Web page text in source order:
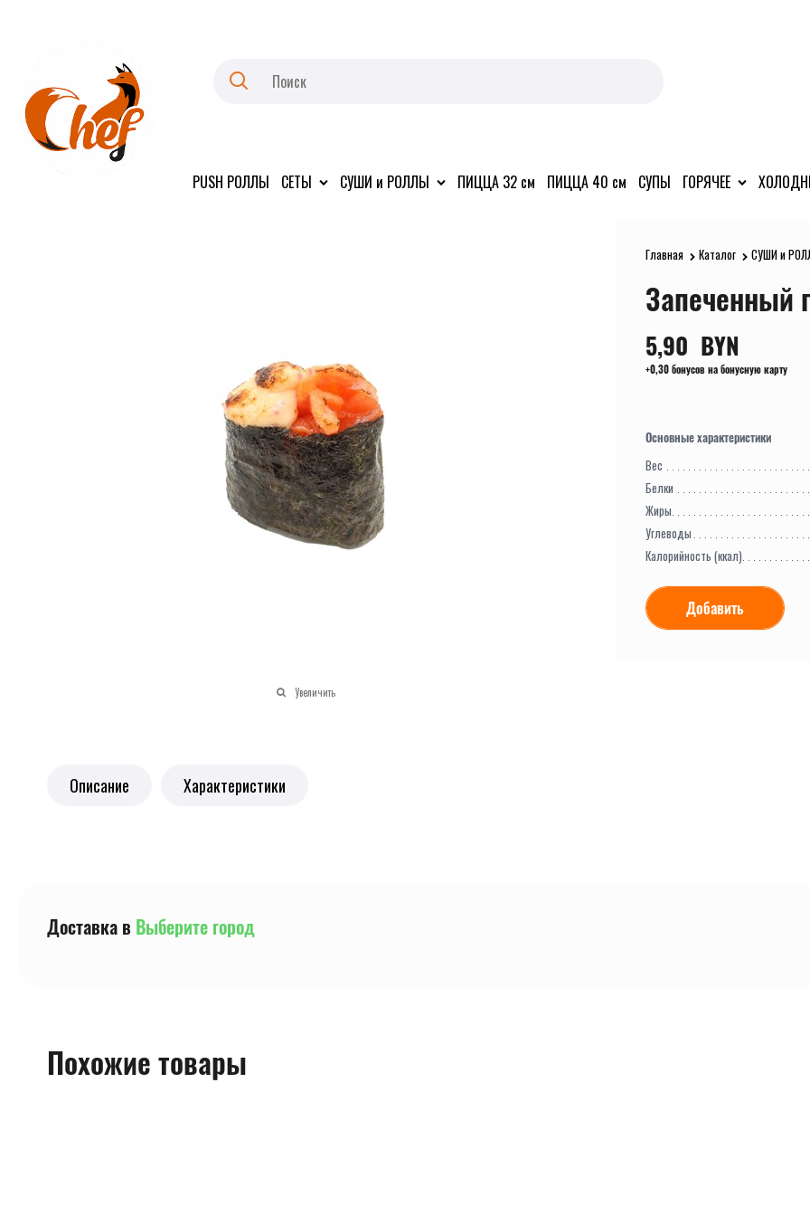
PUSH РОЛЛЫ СЕТЫ СУШИ и РОЛЛЫ ПИЦЦА 32 см ПИЦЦА 40 см СУПЫ ГОРЯЧЕЕ
Увеличить
Главная Каталог СУШИ и
Запеченный
5,90
  BYN
+0,30 бонусов на бонусную карту
Вес
Белки
Жиры
Углеводы
Калорийность (ккал)
Добавить
Описание Характеристики
Доставка в Выберите город
Похожие товары